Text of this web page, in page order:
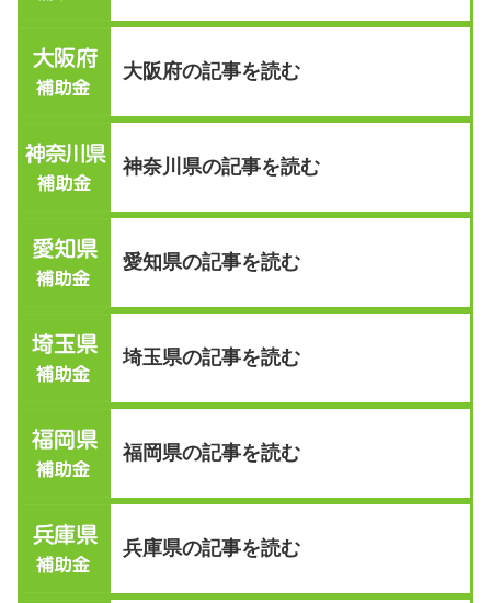
大阪府の記事を読む
神奈川県の記事を読む
愛知県の記事を読む
埼玉県の記事を読む
福岡県の記事を読む
兵庫県の記事を読む